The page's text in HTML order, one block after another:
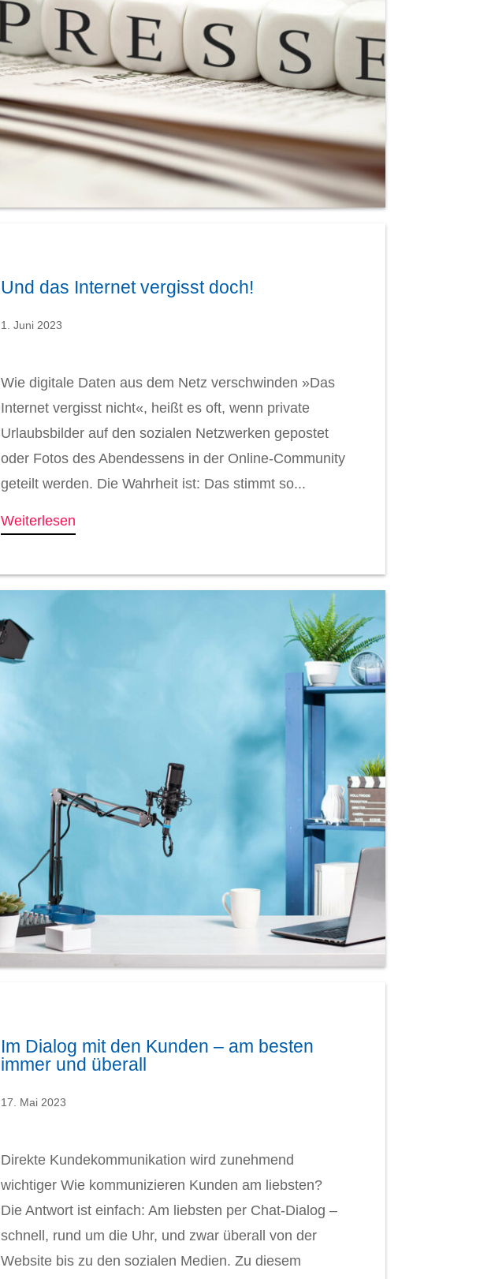
Und das Internet vergisst doch!
1. Juni 2023
Wie digitale Daten aus dem Netz verschwinden »Das
Internet vergisst nicht«, heißt es oft, wenn private
Urlaubsbilder auf den sozialen Netzwerken gepostet
oder Fotos des Abendessens in der Online-Community
geteilt werden. Die Wahrheit ist: Das stimmt so...
Weiterlesen
Im Dialog mit den Kunden – am besten
immer und überall
17. Mai 2023
Direkte Kundekommunikation wird zunehmend
wichtiger Wie kommunizieren Kunden am liebsten?
Die Antwort ist einfach: Am liebsten per Chat-Dialog –
schnell, rund um die Uhr, und zwar überall von der
Website bis zu den sozialen Medien. Zu diesem